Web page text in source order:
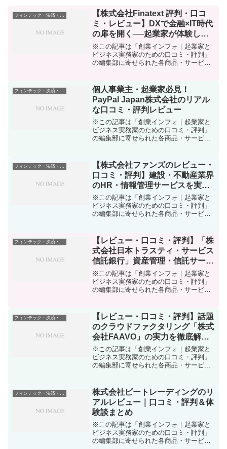
【株式会社Finatext 評判・口コ
ミ・レビュー】DXで金融×IT時代
の扉を開く──起業家が体験した
導入メリットと現場の本音
※この記事は「創業インフォ｜起業家と
ビジネス実務家のための口コミ・評判」
の編集部に寄せられた各商品・サービス
ればいい？」「高度な金融システムやマ
ーケティング、情報管...
個人事業主・起業家必見！
PayPal Japan株式会社のリアル
な口コミ・評判レビュー
※この記事は「創業インフォ｜起業家と
ビジネス実務家のための口コミ・評判」
の編集部に寄せられた各商品・サービス
い。でも、セキュリティは大丈夫？費用
や実際の運用に手間がかから...
フィンテック・決済・資金管理
【株式会社ファンズのレビュー・
口コミ・評判】建設・不動産業界
のHR・情報管理サービスを実際
に使ってみた感想と徹底解説
※この記事は「創業インフォ｜起業家と
ビジネス実務家のための口コミ・評判」
の編集部に寄せられた各商品・サービス
ト」や「情報管理」の最適化は永遠のテ
ーマですよね。建設・不動...
フィンテック・決済・資金管理
【レビュー・口コミ・評判】「株
式会社日本トラスティ・サービス
信託銀行」資産管理・信託サービ
スを本気で使ってみた感想
※この記事は「創業インフォ｜起業家と
ビジネス実務家のための口コミ・評判」
の編集部に寄せられた各商品・サービス
を始めてみると、資金の管理や信頼でき
る金融機関選びは意外と難...
【レビュー・口コミ・評判】話題
のクラウドファクタリング「株式
会社FAAVO」の実力を徹底解
説！
※この記事は「創業インフォ｜起業家と
ビジネス実務家のための口コミ・評判」
の編集部に寄せられた各商品・サービス
が必要…」「ネットで噂の“クラウドファ
クタリング”って結局ど...
フィンテック・決済・資金管理
株式会社ビートレーディングのリ
アルレビュー｜口コミ・評判＆体
験談まとめ
※この記事は「創業インフォ｜起業家と
ビジネス実務家のための口コミ・評判」
の編集部に寄せられた各商品・サービス